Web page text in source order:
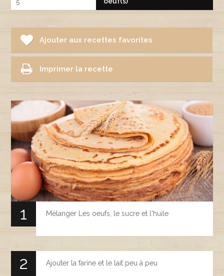
5
Ajouter aux recettes favorites
Imprimer la recette
Mélanger Les oeufs, le sucre et l'huile
Ajouter la farine et le lait peu à peu